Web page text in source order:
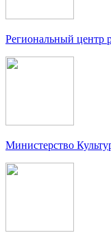
Региональный центр
Министерство